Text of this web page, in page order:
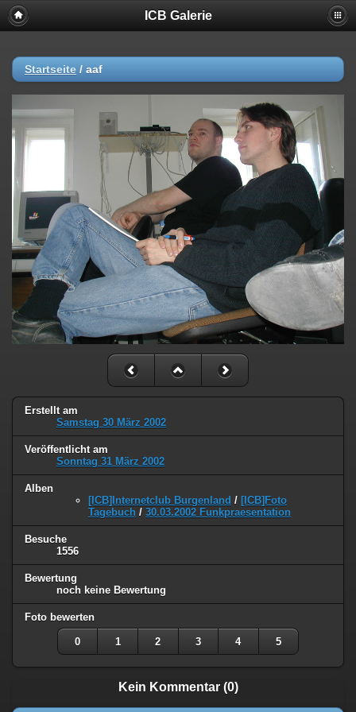
ICB Galerie
Startseite / aaf
Erstellt am
Samstag 30 März 2002
Veröffentlicht am
Sonntag 31 März 2002
Alben
[ICB]Internetclub Burgenland / [ICB]Foto
Tagebuch / 30.03.2002 Funkpraesentation
Besuche
1556
Bewertung
noch keine Bewertung
Foto bewerten
0 1 2 3 4 5
Kein Kommentar (0)